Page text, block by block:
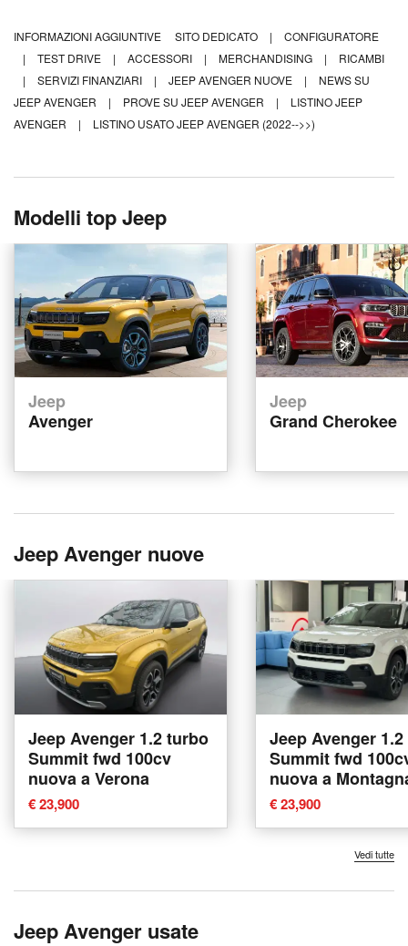
INFORMAZIONI AGGIUNTIVE SITO DEDICATO |
CONFIGURATORE
|
TEST DRIVE | ACCESSORI | MERCHANDISING |
RICAMBI
|
SERVIZI FINANZIARI | JEEP AVENGER NUOVE |
NEWS SU
JEEP AVENGER
| PROVE SU JEEP AVENGER |
LISTINO JEEP
AVENGER
| LISTINO USATO JEEP AVENGER (2022-->>)
Modelli top Jeep
Jeep
Avenger
Jeep
Grand Cherokee
Jeep Avenger nuove
Jeep Avenger 1.2 turbo
Summit fwd 100cv
nuova a Verona
€ 23,900
Jeep Avenger
Summit fwd
nuova a
Valtellina
€ 23,900
Vedi tutte
Jeep Avenger usate